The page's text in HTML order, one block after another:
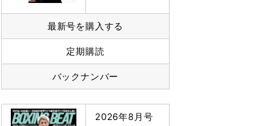
最新号を購入する
定期購読
バックナンバー
2026年8月号